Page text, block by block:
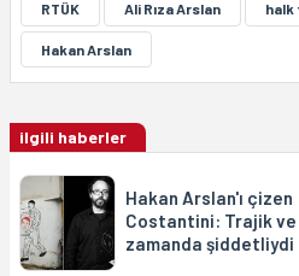
RTÜK Ali Rıza Arslan halk
Hakan Arslan
ilgili haberler
Hakan Arslan'ı çizen
Costantini: Trajik ve
zamanda şiddetliydi